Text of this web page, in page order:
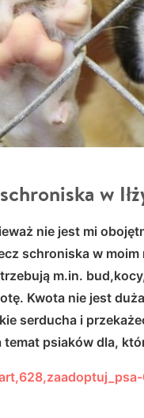
w
nie jest mi
schroniska w moim
m.in.
Kwota nie jest
serducha i
temat psiaków dla,